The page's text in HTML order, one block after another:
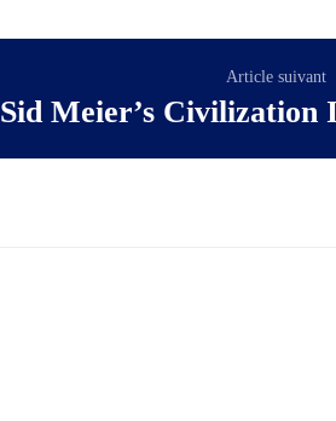
Article suivant
Sid Meier’s Civilization